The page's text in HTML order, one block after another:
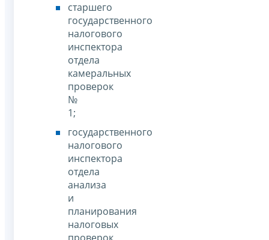
старшего
государственного
налогового
инспектора
отдела
камеральных
проверок
№
1;
государственного
налогового
инспектора
отдела
анализа
и
планирования
налоговых